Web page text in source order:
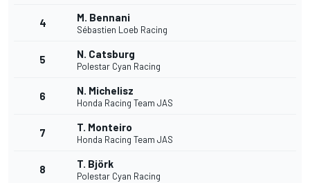
4 M. Bennani
Sébastien Loeb Racing
5 N. Catsburg
Polestar Cyan Racing
6 N. Michelisz
Honda Racing Team JAS
7 T. Monteiro
Honda Racing Team JAS
8 T. Björk
Polestar Cyan Racing